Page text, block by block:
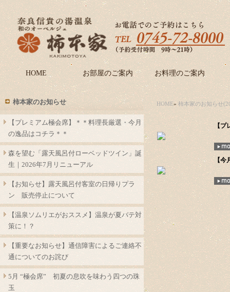
HOME お部屋のご案内 お料理のご案内
HOME»柿本家のお知らせ
【プ
【
柿本家のお知らせ
【プレミアム極会席】＊＊料理長厳選・今月
の逸品はコチラ＊＊
森を望む「露天風呂付ローベッドツイン」誕
生｜2026年7月リニューアル
【お知らせ】露天風呂付客室の日帰りプラ
ン 販売停止について
【温泉ソムリエがおススメ】温泉が夏バテ対
策に！？
【重要なお知らせ】通信障害によるご連絡不
通についてのお詫び
5月 “極会席” 初夏の息吹を味わう四つの珠
玉